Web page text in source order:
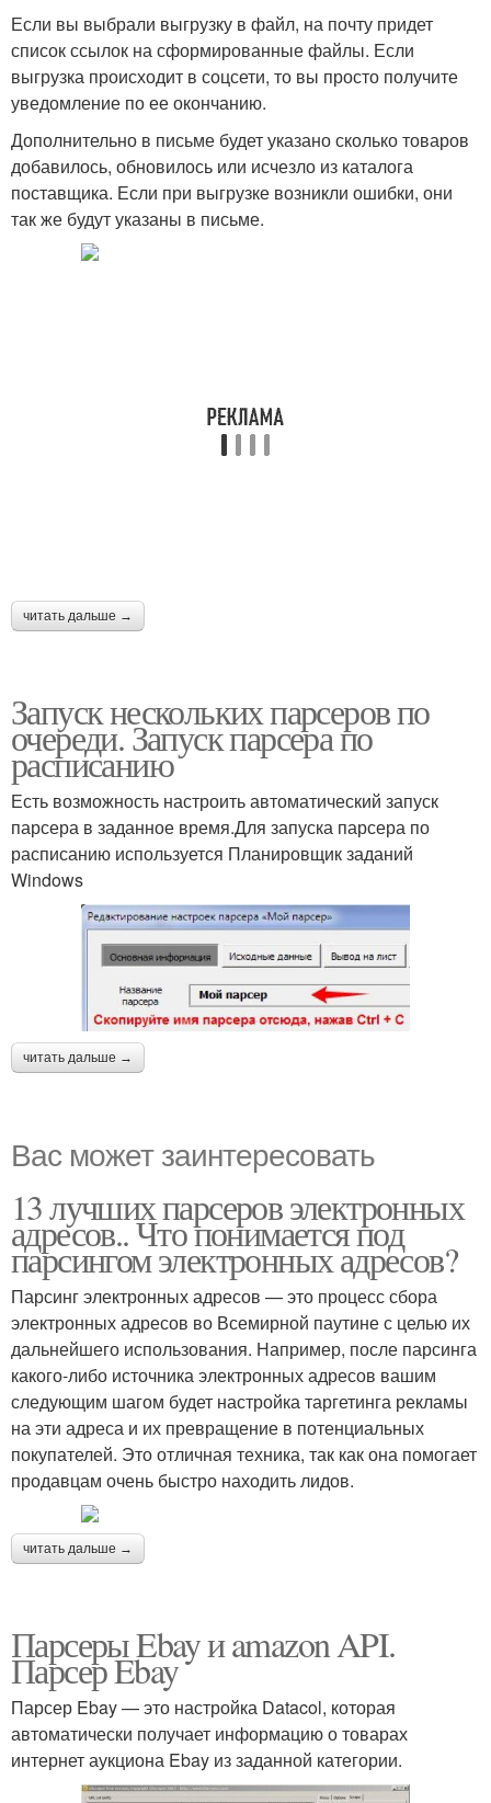
Если вы выбрали выгрузку в файл, на почту придет
список ссылок на сформированные файлы. Если
выгрузка происходит в соцсети, то вы просто получите
уведомление по ее окончанию.
Дополнительно в письме будет указано сколько товаров
добавилось, обновилось или исчезло из каталога
поставщика. Если при выгрузке возникли ошибки, они
так же будут указаны в письме.
читать дальше →
Запуск нескольких парсеров по
очереди. Запуск парсера по
расписанию
Есть возможность настроить автоматический запуск
парсера в заданное время.Для запуска парсера по
расписанию используется Планировщик заданий
Windows
читать дальше →
Вас может заинтересовать
13 лучших парсеров электронных
адресов.. Что понимается под
парсингом электронных адресов?
Парсинг электронных адресов — это процесс сбора
электронных адресов во Всемирной паутине с целью их
дальнейшего использования. Например, после парсинга
какого-либо источника электронных адресов вашим
следующим шагом будет настройка таргетинга рекламы
на эти адреса и их превращение в потенциальных
покупателей. Это отличная техника, так как она помогает
продавцам очень быстро находить лидов.
читать дальше →
Парсеры Ebay и amazon API.
Парсер Ebay
Парсер Ebay — это настройка Datacol, которая
автоматически получает информацию о товарах
интернет аукциона Ebay из заданной категории.